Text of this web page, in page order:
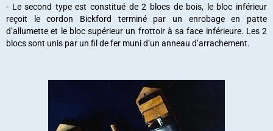
- Le second type est constitué de 2 blocs de bois, le bloc inférieur
reçoit le cordon Bickford terminé par un enrobage en patte
d’allumette et le bloc supérieur un frottoir à sa face inférieure. Les 2
blocs sont unis par un fil de fer muni d’un anneau d’arrachement.